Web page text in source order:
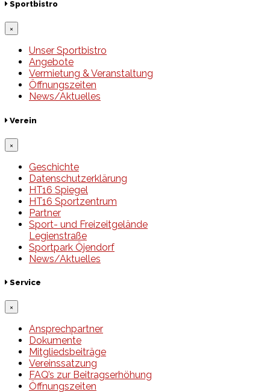
Sportbistro
×
Unser Sportbistro
Angebote
Vermietung & Veranstaltung
Öffnungszeiten
News/Aktuelles
Verein
×
Geschichte
Datenschutzerklärung
HT16 Spiegel
HT16 Sportzentrum
Partner
Sport- und Freizeitgelände
Legienstraße
Sportpark Öjendorf
News/Aktuelles
Service
×
Ansprechpartner
Dokumente
Mitgliedsbeiträge
Vereinssatzung
FAQ’s zur Beitragserhöhung
Öffnungszeiten